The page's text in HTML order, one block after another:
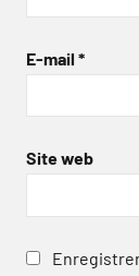
E-mail *
Site web